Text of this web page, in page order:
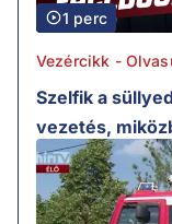
1 perc
Vezércikk -
Szelfik a
vezetés,